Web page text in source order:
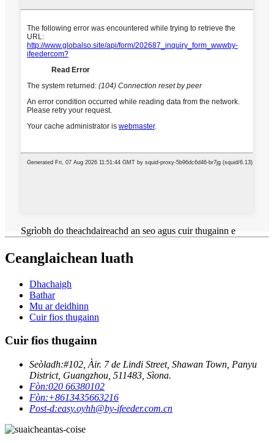
Sgrìobh do theachdaireachd an seo agus cuir thugainn e
Ceanglaichean luath
Dhachaigh
Bathar
Mu ar deidhinn
Cuir fios thugainn
Cuir fios thugainn
Seòladh:#102, Àir. 7 de Lindi Street, Shawan Town, Panyu
District, Guangzhou, 511483, Sìona.
Fòn:020 66380102
Fòn:+8613435663216
Post-d:easy.oyhh@by-ifeeder.com.cn